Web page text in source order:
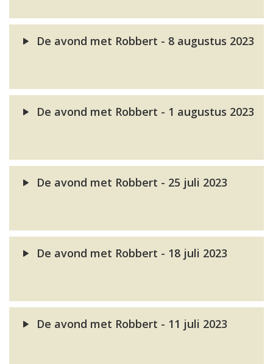
De avond met Robbert - 8 augustus 2023
De avond met Robbert - 1 augustus 2023
De avond met Robbert - 25 juli 2023
De avond met Robbert - 18 juli 2023
De avond met Robbert - 11 juli 2023